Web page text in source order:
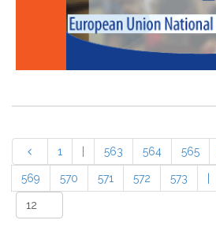
1 563 564 565
569 570 571 572 573